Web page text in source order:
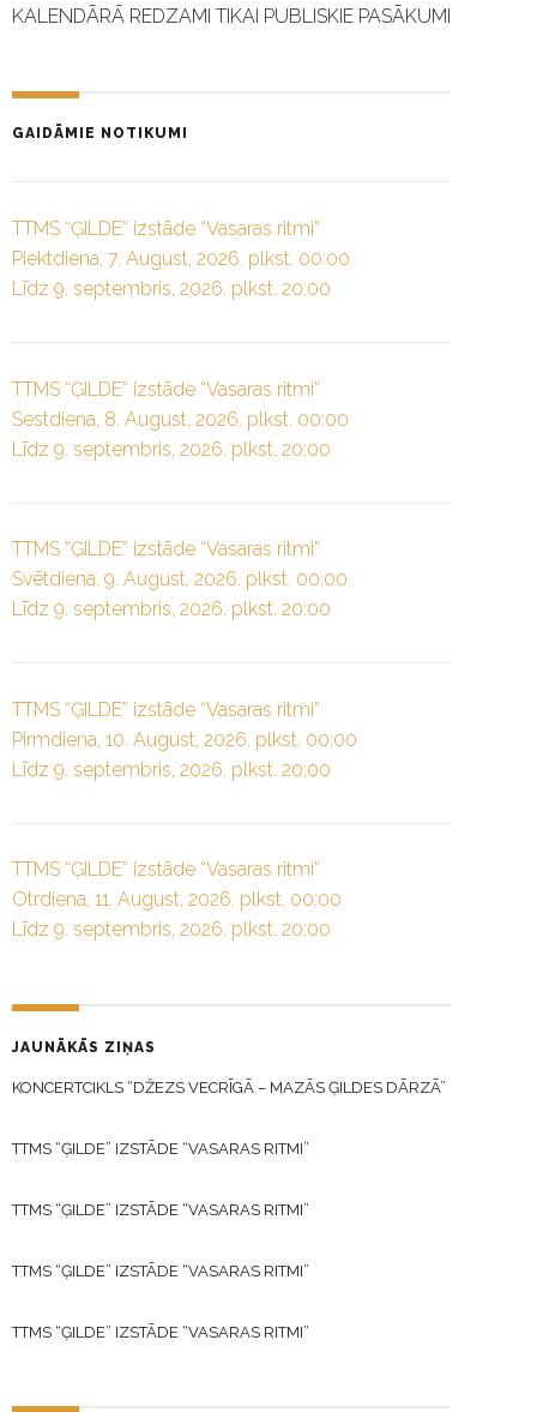
KALENDĀRĀ REDZAMI TIKAI PUBLISKIE PASĀKUMI
GAIDĀMIE NOTIKUMI
TTMS “ĢILDE” izstāde “Vasaras ritmi”
Piektdiena, 7. August, 2026. plkst. 00:00
Līdz 9. septembris, 2026. plkst. 20:00
TTMS “ĢILDE” izstāde “Vasaras ritmi”
Sestdiena, 8. August, 2026. plkst. 00:00
Līdz 9. septembris, 2026. plkst. 20:00
TTMS “ĢILDE” izstāde “Vasaras ritmi”
Svētdiena, 9. August, 2026. plkst. 00:00
Līdz 9. septembris, 2026. plkst. 20:00
TTMS “ĢILDE” izstāde “Vasaras ritmi”
Pirmdiena, 10. August, 2026. plkst. 00:00
Līdz 9. septembris, 2026. plkst. 20:00
TTMS “ĢILDE” izstāde “Vasaras ritmi”
Otrdiena, 11. August, 2026. plkst. 00:00
Līdz 9. septembris, 2026. plkst. 20:00
JAUNĀKĀS ZIŅAS
KONCERTCIKLS “DŽEZS VECRĪGĀ – MAZĀS ĢILDES DĀRZĀ”
TTMS “ĢILDE” IZSTĀDE “VASARAS RITMI”
TTMS “ĢILDE” IZSTĀDE “VASARAS RITMI”
TTMS “ĢILDE” IZSTĀDE “VASARAS RITMI”
TTMS “ĢILDE” IZSTĀDE “VASARAS RITMI”